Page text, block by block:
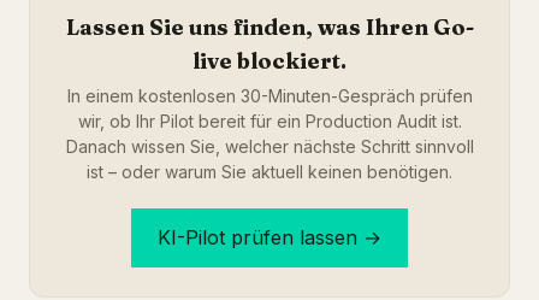
Lassen Sie uns finden, was Ihren Go-
live blockiert.
In einem kostenlosen 30-Minuten-Gespräch prüfen
wir, ob Ihr Pilot bereit für ein Production Audit ist.
Danach wissen Sie, welcher nächste Schritt sinnvoll
ist – oder warum Sie aktuell keinen benötigen.
KI-Pilot prüfen lassen →